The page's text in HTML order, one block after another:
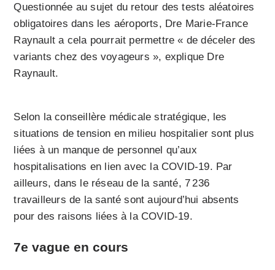
Questionnée au sujet du retour des tests aléatoires
obligatoires dans les aéroports, Dre Marie-France
Raynault a cela pourrait permettre « de déceler des
variants chez des voyageurs », explique Dre
Raynault.
Selon la conseillère médicale stratégique, les
situations de tension en milieu hospitalier sont plus
liées à un manque de personnel qu’aux
hospitalisations en lien avec la COVID-19. Par
ailleurs, dans le réseau de la santé, 7 236
travailleurs de la santé sont aujourd’hui absents
pour des raisons liées à la COVID-19.
7e vague en cours